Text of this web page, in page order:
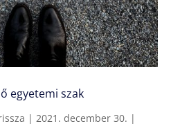
egyetemi szak
| 2021. december 30. |